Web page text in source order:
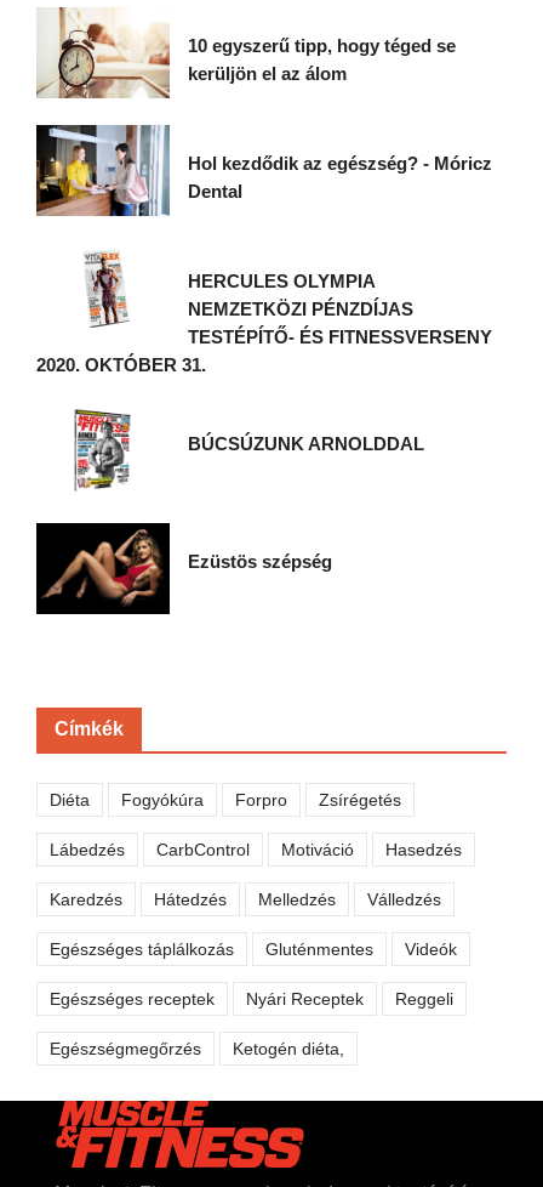
10 egyszerű tipp, hogy téged se
kerüljön el az álom
Hol kezdődik az egészség? - Móricz
Dental
HERCULES OLYMPIA
NEMZETKÖZI PÉNZDÍJAS
TESTÉPÍTŐ- ÉS FITNESSVERSENY
2020. OKTÓBER 31.
BÚCSÚZUNK ARNOLDDAL
Ezüstös szépség
Címkék
Diéta Fogyókúra Forpro Zsírégetés
Lábedzés CarbControl Motiváció Hasedzés
Karedzés Hátedzés Melledzés Válledzés
Egészséges táplálkozás Gluténmentes Videók
Egészséges receptek Nyári Receptek Reggeli
Egészségmegőrzés Ketogén diéta,